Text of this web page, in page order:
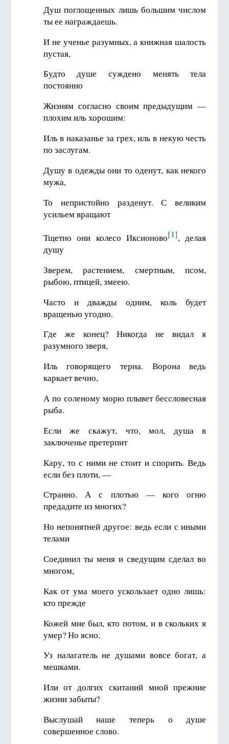
Душ поглощенных лишь большим числом
ты ее награждаешь.
И не ученье разумных, а книжная шалость
пустая,
Будто душе суждено менять тела
постоянно
Жизням согласно своим предыдущим —
плохим иль хорошим:
Иль в наказанье за грех, иль в некую честь
по заслугам.
Душу в одежды они то оденут, как некого
мужа,
То непристойно разденут. С великим
усильем вращают
Тщетно они колесо Иксионово[1], делая
душу
Зверем, растением, смертным, псом,
рыбою, птицей, змеею.
Часто и дважды одним, коль будет
вращенью угодно.
Где же конец? Никогда не видал я
разумного зверя,
Иль говорящего терна. Ворона ведь
каркает вечно,
А по соленому морю плывет бессловесная
рыба.
Если же скажут, что, мол, душа в
заключенье претерпит
Кару, то с ними не стоит и спорить. Ведь
если без плоти, —
Странно. А с плотью — кого огню
предадите из многих?
Но непонятней другое: ведь если с иными
телами
Соединил ты меня и сведущим сделал во
многом,
Как от ума моего ускользает одно лишь:
кто прежде
Кожей мне был, кто потом, и в скольких я
умер? Но ясно,
Уз налагатель не душами вовсе богат, а
мешками.
Или от долгих скитаний мной прежние
жизни забыты?
Выслушай наше теперь о душе
совершенное слово.